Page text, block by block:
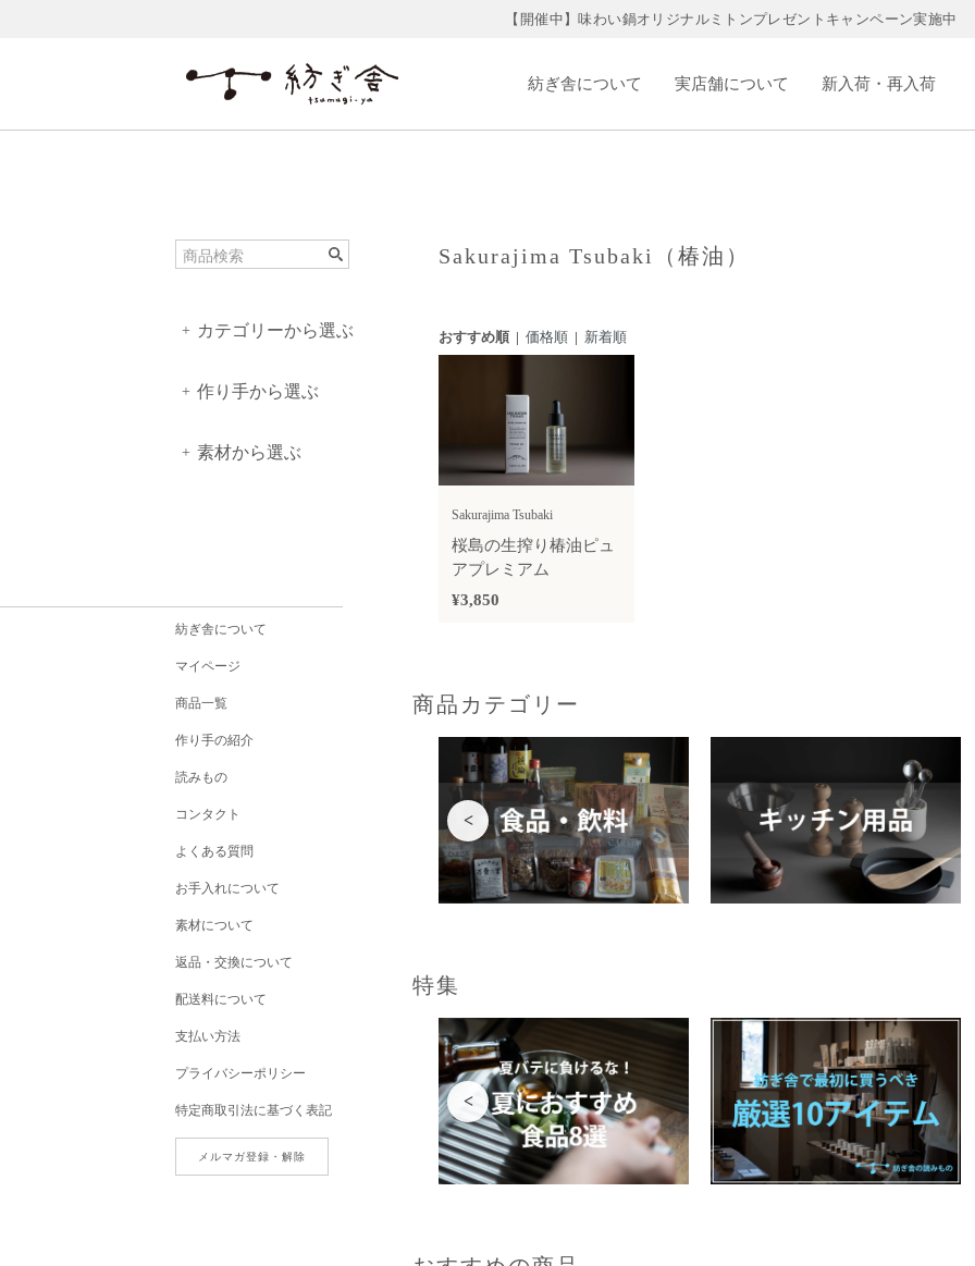
【開催中】味わい鍋オリジナルミトンプレゼントキャンペーン実施中
紡ぎ舎について 実店舗について 新入荷・再入荷
+ カテゴリーから選ぶ
+ 作り手から選ぶ
+ 素材から選ぶ
紡ぎ舎について
マイページ
商品一覧
作り手の紹介
読みもの
コンタクト
よくある質問
お手入れについて
素材について
返品・交換について
配送料について
支払い方法
プライバシーポリシー
特定商取引法に基づく表記
メルマガ登録・解除
Sakurajima Tsubaki（椿油）
おすすめ順 |価格順 | 新着順
Sakurajima Tsubaki
桜島の生搾り椿油ピュ
アプレミアム
¥3,850
商品カテゴリー
<
特集
<